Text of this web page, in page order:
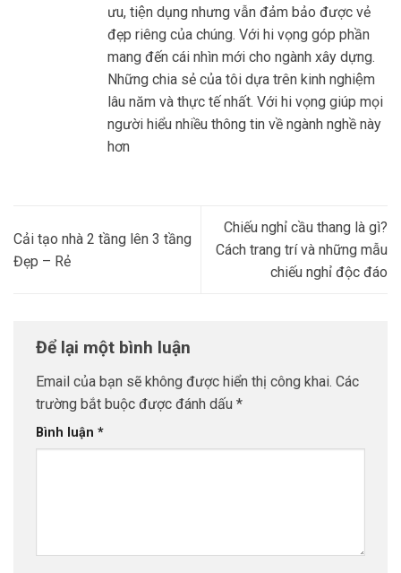
ưu, tiện dụng nhưng vẫn đảm bảo được vẻ
đẹp riêng của chúng. Với hi vọng góp phần
mang đến cái nhìn mới cho ngành xây dựng.
Những chia sẻ của tôi dựa trên kinh nghiệm
lâu năm và thực tế nhất. Với hi vọng giúp mọi
người hiểu nhiều thông tin về ngành nghề này
hơn
Cải tạo nhà 2 tầng lên 3 tầng
Đẹp – Rẻ
Chiếu nghỉ cầu thang là gì?
Cách trang trí và những mẫu
chiếu nghỉ độc đáo
Để lại một bình luận
Email của bạn sẽ không được hiển thị công khai. Các
trường bắt buộc được đánh dấu *
Bình luận *